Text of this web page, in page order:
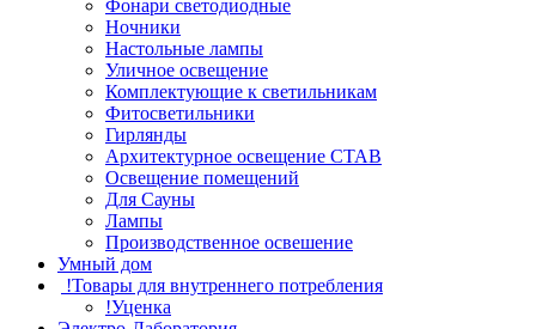
Фонари светодиодные
Ночники
Настольные лампы
Уличное освещение
Комплектующие к светильникам
Фитосветильники
Гирлянды
Архитектурное освещение СТАВ
Освещение помещений
Для Сауны
Лампы
Производственное освешение
Умный дом
!Товары для внутреннего потребления
!Уценка